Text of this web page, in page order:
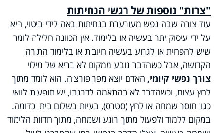
"צרות" נוספות של רגשי הנחיתות
עוד צורה שבה נפש מעורערת בנחיתות באה לידי ביטוי, היא
על ידי עיסוק יתר בעשיה או בלימוד. אין הכוונה חלילה לומר
שיש להפחית או לגרוע בעשיה חיובית או בלימוד התורה
הקדושה, אבל כשהדבר נובע ממקום לא בריא של מילוי
צורך נפשי קיומי, האדם יוצא מפרופורציה. הוא לומד מתוך
לחץ עצום, וכשהדבר לא בהתאמה לדרגתו, יש תופעות לוואי
כגון חוסר שמחה או לחץ (סטרס), בעיות בשלום בית וכדומה.
במקום ללמוד ולפעול מתוך רוגע ושמחה, מתוך חדוות הלימוד